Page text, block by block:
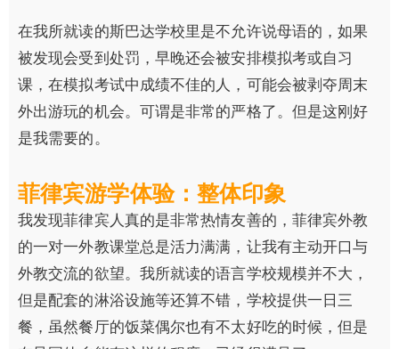
在我所就读的斯巴达学校里是不允许说母语的，如果
被发现会受到处罚，早晚还会被安排模拟考或自习
课，在模拟考试中成绩不佳的人，可能会被剥夺周末
外出游玩的机会。可谓是非常的严格了。但是这刚好
是我需要的。
菲律宾游学体验：整体印象
我发现菲律宾人真的是非常热情友善的，菲律宾外教
的一对一外教课堂总是活力满满，让我有主动开口与
外教交流的欲望。我所就读的语言学校规模并不大，
但是配套的淋浴设施等还算不错，学校提供一日三
餐，虽然餐厅的饭菜偶尔也有不太好吃的时候，但是